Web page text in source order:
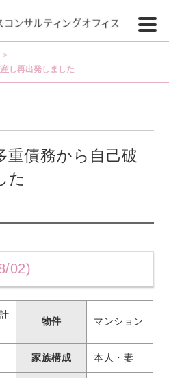
>
し再出発しました
重債務から自己破
た
02)
物件 マンション
家族構成 本人・妻